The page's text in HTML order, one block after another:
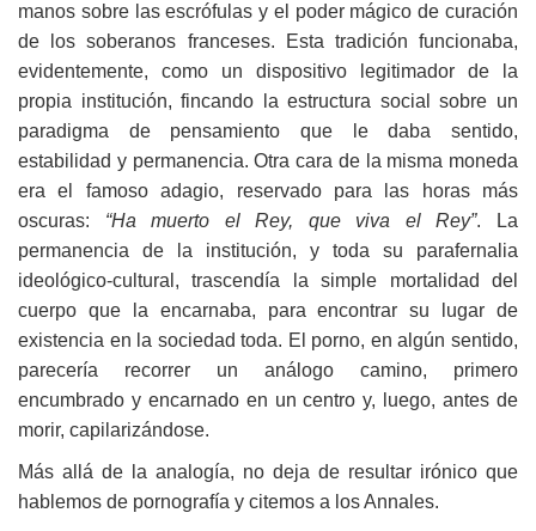
manos sobre las escrófulas y el poder mágico de curación
de los soberanos franceses. Esta tradición funcionaba,
evidentemente, como un dispositivo legitimador de la
propia institución, fincando la estructura social sobre un
paradigma de pensamiento que le daba sentido,
estabilidad y permanencia. Otra cara de la misma moneda
era el famoso adagio, reservado para las horas más
oscuras: “Ha muerto el Rey, que viva el Rey”. La
permanencia de la institución, y toda su parafernalia
ideológico-cultural, trascendía la simple mortalidad del
cuerpo que la encarnaba, para encontrar su lugar de
existencia en la sociedad toda. El porno, en algún sentido,
parecería recorrer un análogo camino, primero
encumbrado y encarnado en un centro y, luego, antes de
morir, capilarizándose.
Más allá de la analogía, no deja de resultar irónico que
hablemos de pornografía y citemos a los Annales.